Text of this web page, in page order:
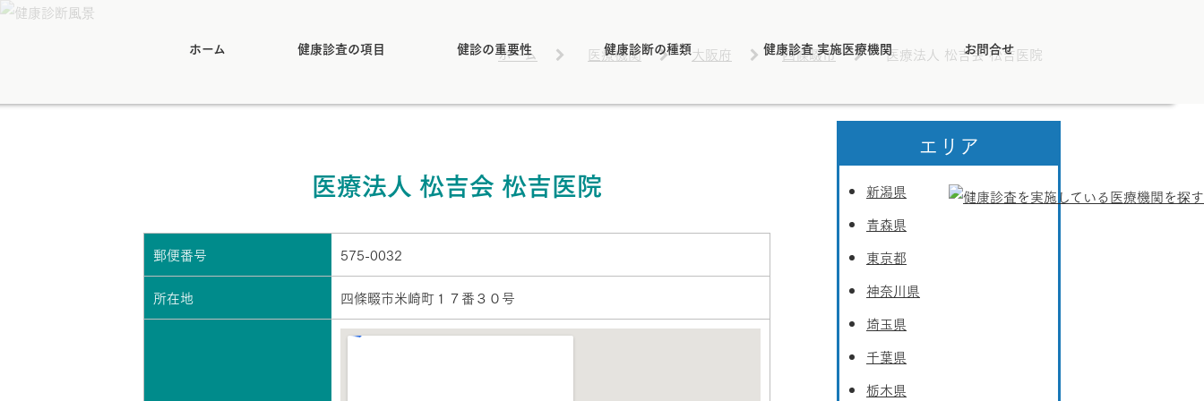
ホーム 健康診査の項目 健診の重要性 健康診断の種類 健康診査 実施医療機関 お問合せ
ホーム 医療機関 大阪府 四條畷市 医療法人 松吉会 松吉医院
医療法人 松吉会 松吉医院
郵便番号
575-0032
所在地
四條畷市米崎町１７番３０号
エリア
新潟県
青森県
東京都
神奈川県
埼玉県
千葉県
栃木県